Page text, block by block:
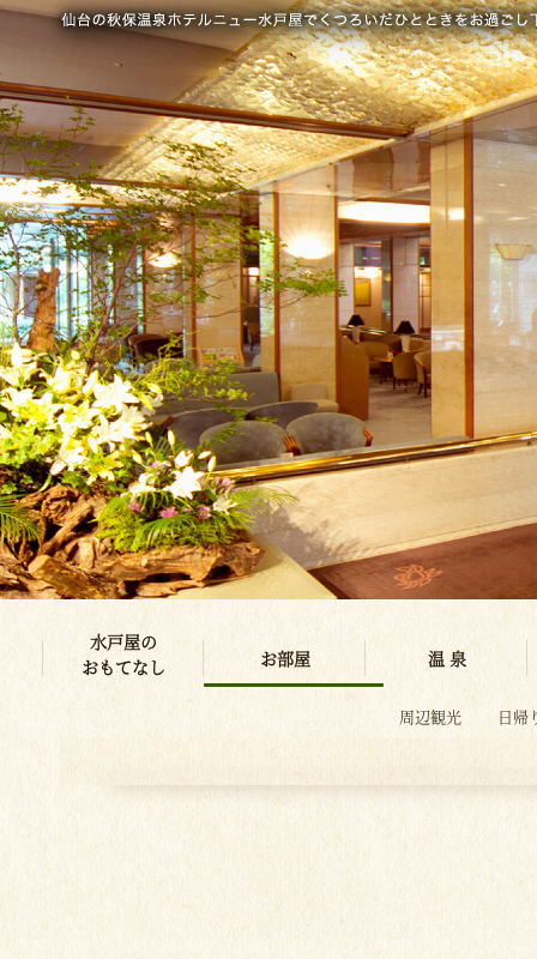
水戸屋の
おもてなし
お部屋 温 泉
周辺観光 日帰